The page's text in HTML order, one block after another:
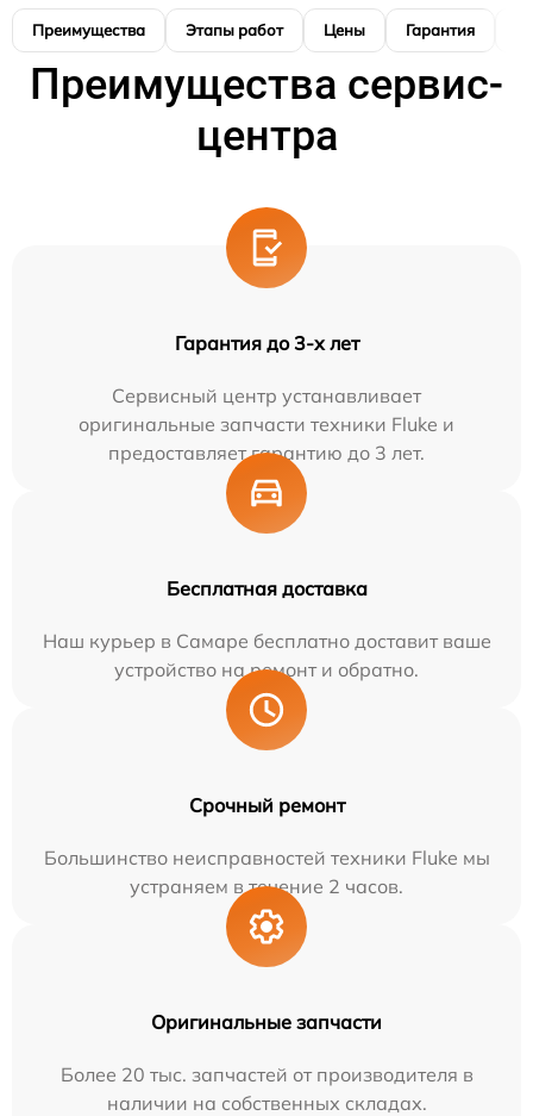
Преимущества Этапы работ Цены Гарантия
Преимущества сервис-
центра
Гарантия до 3-х лет
Сервисный центр устанавливает
оригинальные запчасти техники Fluke и
предоставляет гарантию до 3 лет.
Бесплатная доставка
Наш курьер в Самаре бесплатно доставит ваше
устройство на ремонт и обратно.
Срочный ремонт
Большинство неисправностей техники Fluke мы
устраняем в течение 2 часов.
Оригинальные запчасти
Более 20 тыс. запчастей от производителя в
наличии на собственных складах.